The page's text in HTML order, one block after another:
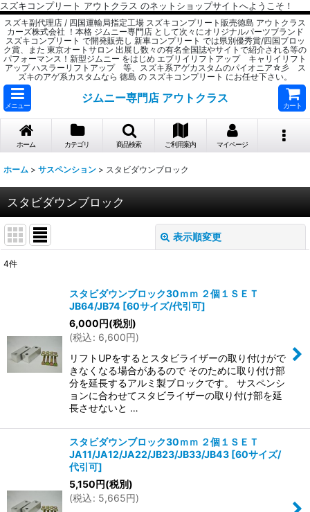
スズキコンプリート アウトクラス のネットショップサイトへようこそ！
スズキ副代理店 / 四国運輸局指定工場 スズキコンプリート販売徳島 アウトクラス
カーズ株式会社 ！本格 ジムニー専門店 として次々にオリジナルパーツブランド
スズキコンプリート で開発販売し 新車コンプリート では県別優秀賞/四国ブロッ
ク賞、また 東京オートサロン 出展し数々の有名全国誌やサイトで紹介される等の
パフォーマンス！新型ジムニー をはじめ エブリイリフトアップ キャリイリフト
アップ ハスラーリフトアップ 等、スズキ系アゲカスタムのパイオニア☆彡 ス
ズキのアゲ系カスタムなら 徳島 の スズキコンプリート にお任せ下さい。
メニュー
ジムニー専門店 アウトクラス
カート
ホーム カテゴリ 商品検索 ご利用案内 マイページ
ホーム > サスペンション > スタビダウンブロック
スタビダウンブロック
表示順変更
絞り込む
4件
スタビダウンブロック30ｍｍ ２個１ＳＥＴ
JB64/JB74 [60サイズ/代引可]
6,000円(税別)
(税込: 6,600円)
リフトUPをするとスタビライザーの取り付けがで
きなくなる場合があるので そのために取り付け部
分を延長するアルミ製ブロックです。 サスペンシ
ョンに合わせてスタビライザーの取り付け部を延
長させないと …
スタビダウンブロック30ｍｍ ２個１ＳＥＴ
JA11/JA12/JA22/JB23/JB33/JB43 [60サイズ/
代引可]
5,150円(税別)
(税込: 5,665円)